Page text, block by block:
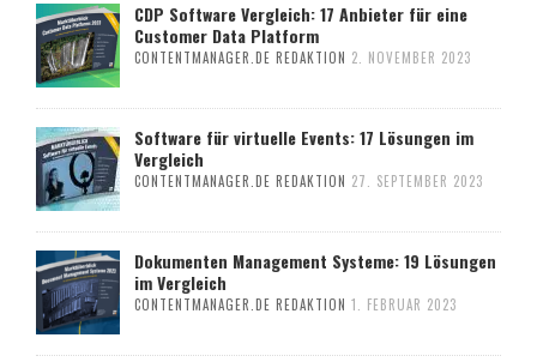
CDP Software Vergleich: 17 Anbieter für eine
Customer Data Platform
CONTENTMANAGER.DE REDAKTION 2. NOVEMBER 2023
Software für virtuelle Events: 17 Lösungen im
Vergleich
CONTENTMANAGER.DE REDAKTION 27. SEPTEMBER 2023
Dokumenten Management Systeme: 19 Lösungen
im Vergleich
CONTENTMANAGER.DE REDAKTION 1. FEBRUAR 2023